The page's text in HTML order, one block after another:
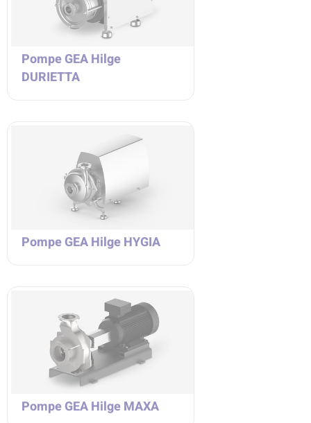
Pompe GEA Hilge
DURIETTA
Pompe GEA Hilge HYGIA
Pompe GEA Hilge MAXA